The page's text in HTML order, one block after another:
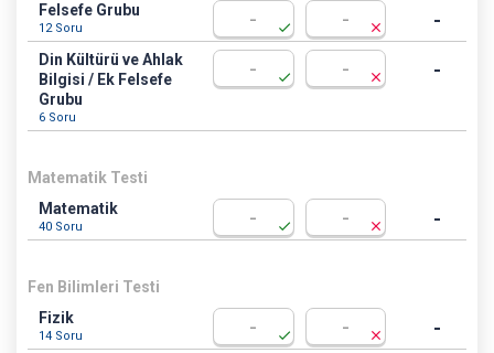
Felsefe Grubu
12 Soru check close -
Din Kültürü ve Ahlak
Bilgisi / Ek Felsefe
Grubu
6 Soru
check close -
Matematik Testi
Matematik
40 Soru check close -
Fen Bilimleri Testi
Fizik
14 Soru check close -